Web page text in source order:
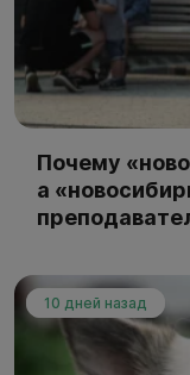
Почему
а
10 дней назад